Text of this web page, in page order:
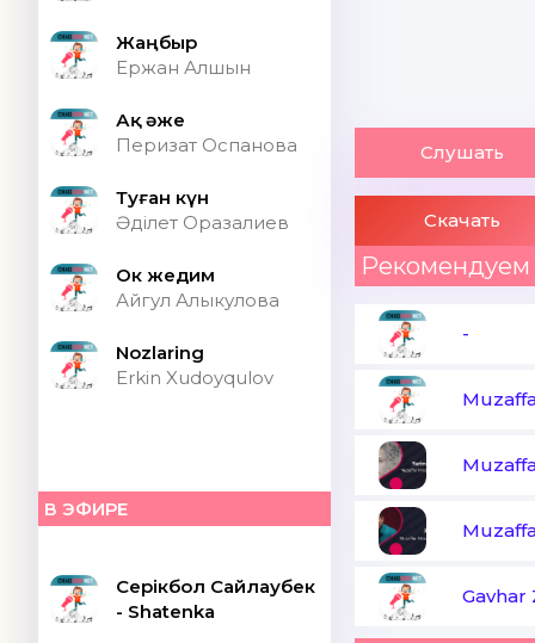
Жаңбыр
Ержан Алшын
Ақ әже
Перизат Оспанова
Туған күн
Әділет Оразалиев
Ок жедим
Айгул Алыкулова
Nozlaring
Erkin Xudoyqulov
В ЭФИРЕ
Серікбол Сайлаубек
- Shatenka
Слушать
Скачать
Рекомендуем
-
Gavhar